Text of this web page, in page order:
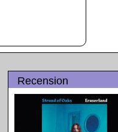
Recension